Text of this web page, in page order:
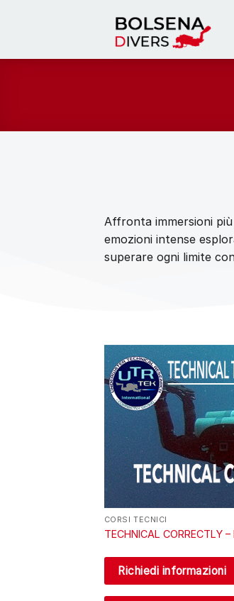
Affronta immersioni
emozioni intense
superare ogni limite
CORSI TECNICI
TECHNICAL CORRECTLY
Richiedi informazioni